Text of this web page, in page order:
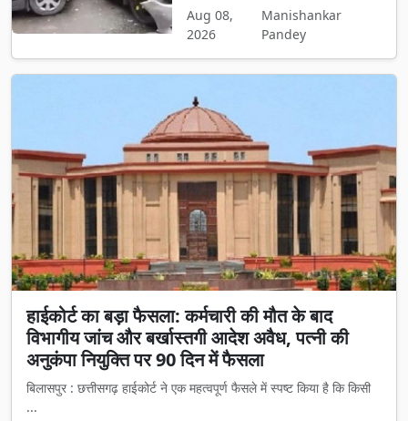
Aug 08,
2026
Manishankar
Pandey
हाईकोर्ट का बड़ा फैसला: कर्मचारी की मौत के बाद
विभागीय जांच और बर्खास्तगी आदेश अवैध, पत्नी की
अनुकंपा नियुक्ति पर 90 दिन में फैसला
बिलासपुर : छत्तीसगढ़ हाईकोर्ट ने एक महत्वपूर्ण फैसले में स्पष्ट किया है कि किसी
...